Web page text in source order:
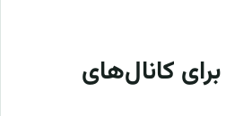
کانال‌های